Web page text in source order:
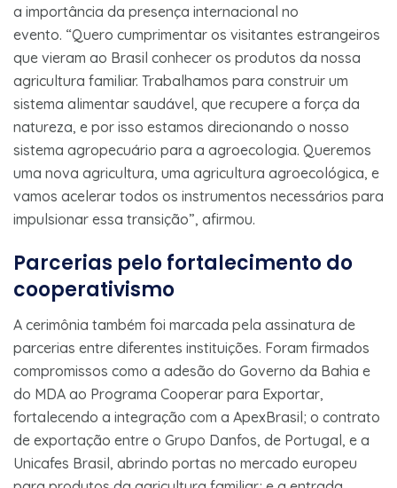
a importância da presença internacional no
evento. “Quero cumprimentar os visitantes estrangeiros
que vieram ao Brasil conhecer os produtos da nossa
agricultura familiar. Trabalhamos para construir um
sistema alimentar saudável, que recupere a força da
natureza, e por isso estamos direcionando o nosso
sistema agropecuário para a agroecologia. Queremos
uma nova agricultura, uma agricultura agroecológica, e
vamos acelerar todos os instrumentos necessários para
impulsionar essa transição”, afirmou.
Parcerias pelo fortalecimento do
cooperativismo
A cerimônia também foi marcada pela assinatura de
parcerias entre diferentes instituições. Foram firmados
compromissos como a adesão do Governo da Bahia e
do MDA ao Programa Cooperar para Exportar,
fortalecendo a integração com a ApexBrasil; o contrato
de exportação entre o Grupo Danfos, de Portugal, e a
Unicafes Brasil, abrindo portas no mercado europeu